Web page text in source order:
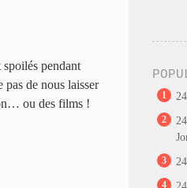
pendant
pas de nous laisser
ou des films !
1
2
3
4